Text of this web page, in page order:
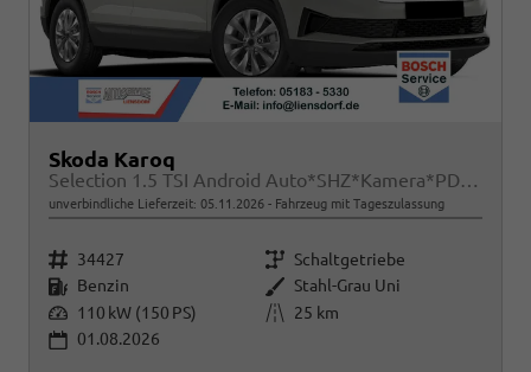
Skoda Karoq
Selection 1.5 TSI Android Auto*SHZ*Kamera*PDC v/h*Klimaauto*SUNSET*LED
unverbindliche Lieferzeit: 05.11.2026 Fahrzeug mit Tageszulassung
Fahrzeugnr. 34427 Getriebe Schaltgetriebe
Kraftstoff Benzin Außenfarbe Stahl-Grau Uni
Leistung 110 kW (150 PS) Kilometerstand
25 km
01.08.2026